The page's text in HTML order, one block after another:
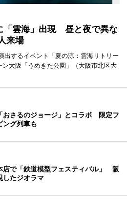
「雲海」出現 昼と夜で異な
来場
出するイベント「夏の涼：雲海リトリー
ン大阪「うめきた公園」（大阪市北区大
おさるのジョージ」とコラボ 限定フ
ング列車も
店で「鉄道模型フェスティバル」 阪
したジオラマ